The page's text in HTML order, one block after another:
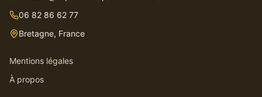
06 82 86 62 77
Bretagne, France
Mentions légales
À propos